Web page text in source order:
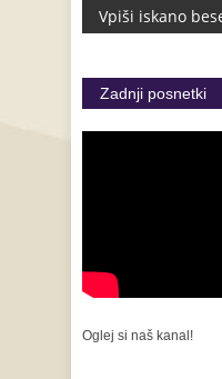
Zadnji posnetki
Oglej si naš kanal!